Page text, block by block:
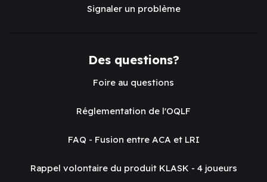
Signaler un problème
Des questions?
Foire au questions
Réglementation de l'OQLF
FAQ - Fusion entre ACA et LRI
Rappel volontaire du produit KLASK - 4 joueurs